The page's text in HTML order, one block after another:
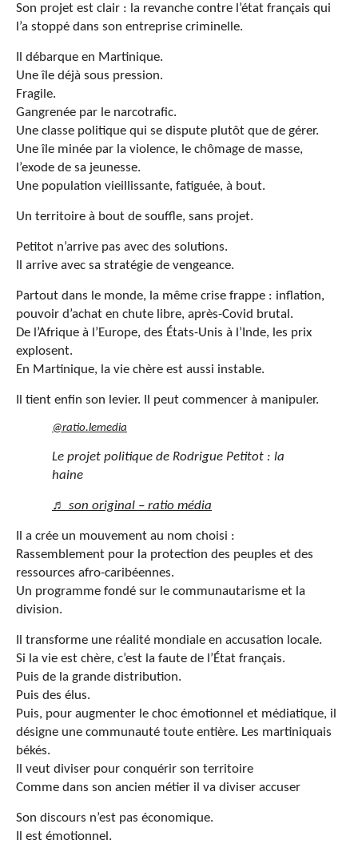
Son projet est clair : la revanche contre l’état français qui
l’a stoppé dans son entreprise criminelle.
Il débarque en Martinique.
Une île déjà sous pression.
Fragile.
Gangrenée par le narcotrafic.
Une classe politique qui se dispute plutôt que de gérer.
Une île minée par la violence, le chômage de masse,
l’exode de sa jeunesse.
Une population vieillissante, fatiguée, à bout.
Un territoire à bout de souffle, sans projet.
Petitot n’arrive pas avec des solutions.
Il arrive avec sa stratégie de vengeance.
Partout dans le monde, la même crise frappe : inflation,
pouvoir d’achat en chute libre, après-Covid brutal.
De l’Afrique à l’Europe, des États-Unis à l’Inde, les prix
explosent.
En Martinique, la vie chère est aussi instable.
Il tient enfin son levier. Il peut commencer à manipuler.
@ratio.lemedia
Le projet politique de Rodrigue Petitot : la
haine
♬ son original – ratio média
Il a crée un mouvement au nom choisi :
Rassemblement pour la protection des peuples et des
ressources afro-caribéennes.
Un programme fondé sur le communautarisme et la
division.
Il transforme une réalité mondiale en accusation locale.
Si la vie est chère, c’est la faute de l’État français.
Puis de la grande distribution.
Puis des élus.
Puis, pour augmenter le choc émotionnel et médiatique, il
désigne une communauté toute entière. Les martiniquais
békés.
Il veut diviser pour conquérir son territoire
Comme dans son ancien métier il va diviser accuser
Son discours n’est pas économique.
Il est émotionnel.